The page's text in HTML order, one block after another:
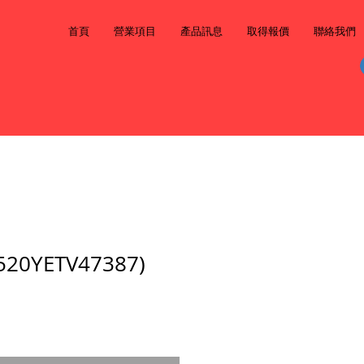
首頁 營業項目 產品訊息 取得報價 聯絡我們